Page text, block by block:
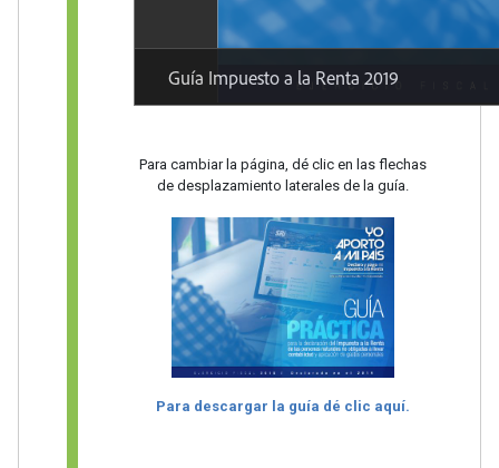
Para cambiar la página, dé clic en las flechas
de desplazamiento laterales de la guía.
Para descargar la guía dé clic aquí.